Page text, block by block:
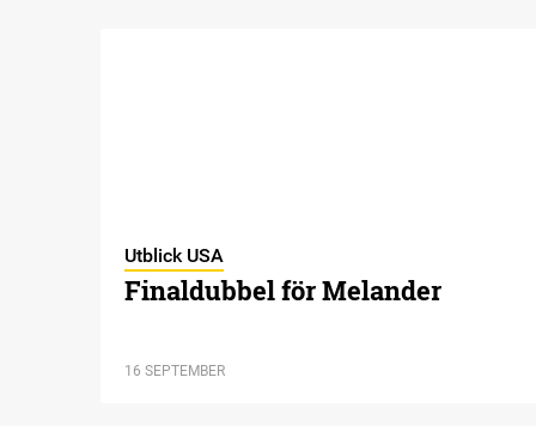
Utblick USA
Finaldubbel för Melander
16 SEPTEMBER